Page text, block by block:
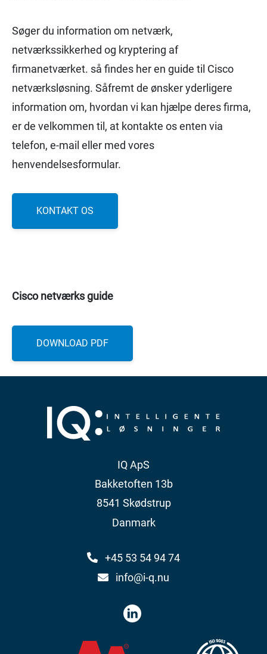
Søger du information om netværk,
netværkssikkerhed og kryptering af
firmanetværket. så findes her en guide til Cisco
netværksløsning. Såfremt de ønsker yderligere
information om, hvordan vi kan hjælpe deres firma,
er de velkommen til, at kontakte os enten via
telefon, e-mail eller med vores
henvendelsesformular.
KONTAKT OS
Cisco netværks guide
DOWNLOAD PDF
IQ ApS
Bakketoften 13b
8541 Skødstrup
Danmark
+45 53 54 94 74
info@i-q.nu